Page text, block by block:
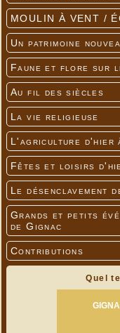
MOULIN À VENT /
Un patrimoine
Faune et flore sur
Au fil des siècles
La vie religieuse
L'agriculture d'hier
Fêtes et loisirs
Le désenclavement
Grands et petits
de Gignac
Contributions
Quel